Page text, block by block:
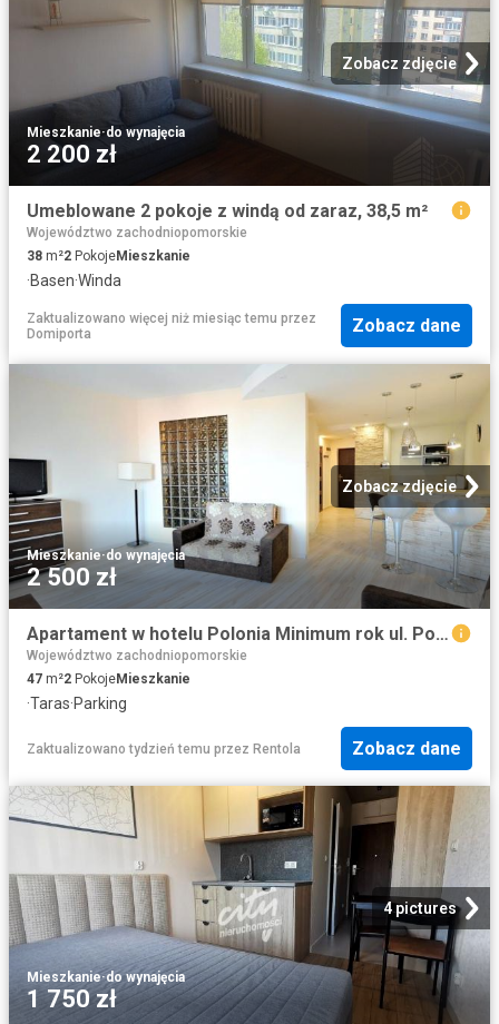
Zobacz zdjęcie
Mieszkanie·do wynajęcia
2 200 zł
Umeblowane 2 pokoje z windą od zaraz, 38,5 m²
Województwo zachodniopomorskie
38 m²2 PokojeMieszkanie
·Basen·Winda
Zaktualizowano więcej niż miesiąc temu przez
Domiporta
Zobacz dane
Zobacz zdjęcie
Mieszkanie·do wynajęcia
2 500 zł
Apartament w hotelu Polonia Minimum rok ul. Portowa, Kołobrzeg
Województwo zachodniopomorskie
47 m²2 PokojeMieszkanie
·Taras·Parking
Zaktualizowano tydzień temu przez Rentola Zobacz dane
4 pictures
Mieszkanie·do wynajęcia
1 750 zł